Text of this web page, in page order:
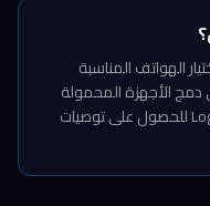
الهواتف المناسبة
الأجهزة المحمولة
مع بنيتك التحتية، تواصل مع فريق Logicity للحصول على توصيات